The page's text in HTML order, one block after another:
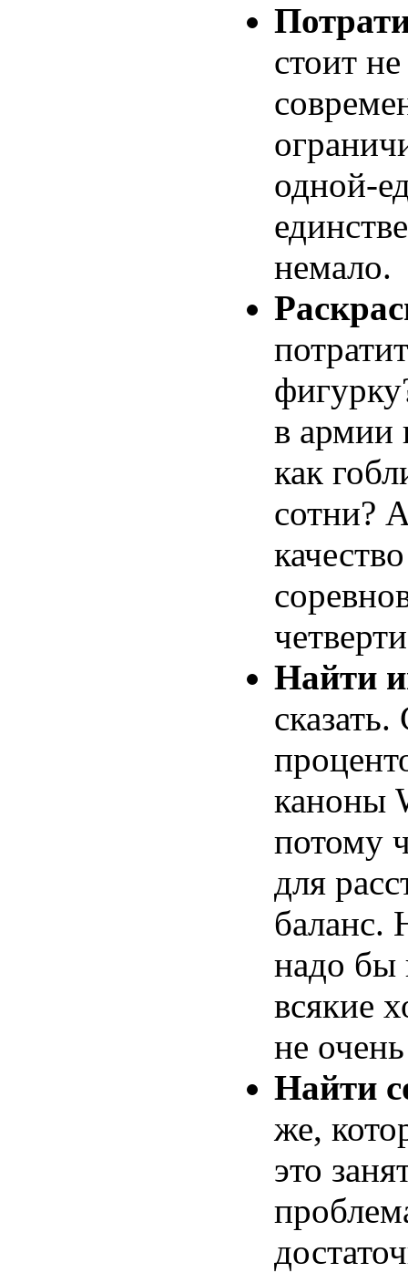
стоит
одной-
немало.
в армии
как
сотни?
Найти
каноны
потому
для
баланс.
надо бы
всякие
не
Найти
же,
это